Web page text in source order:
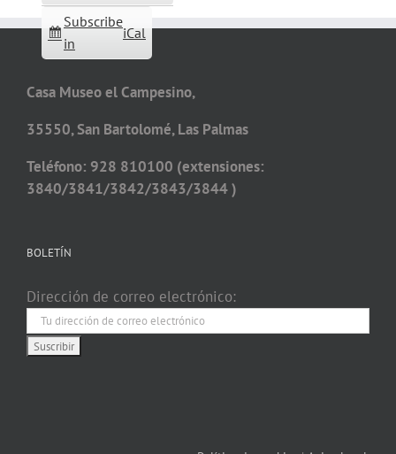
Subscribe
in
iCal
Casa Museo el Campesino,
35550, San Bartolomé, Las Palmas
Teléfono: 928 810100 (extensiones:
3840/3841/3842/3843/3844 )
BOLETÍN
Dirección de correo electrónico: